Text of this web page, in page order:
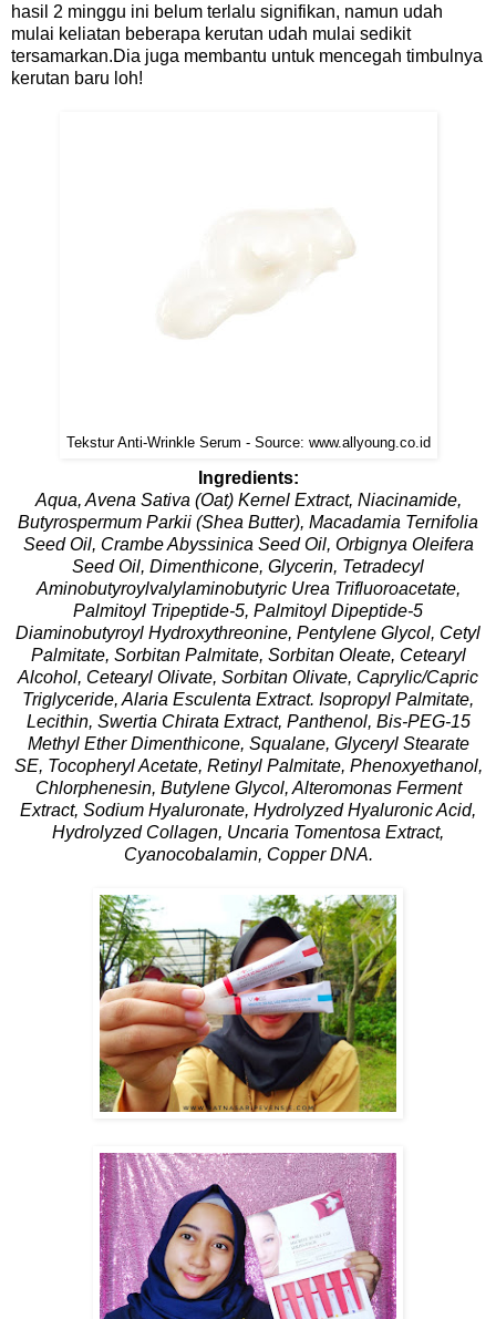
hasil 2 minggu ini belum terlalu signifikan, namun udah
mulai keliatan beberapa kerutan udah mulai sedikit
tersamarkan.Dia juga membantu untuk mencegah timbulnya
kerutan baru loh!
Tekstur Anti-Wrinkle Serum - Source: www.allyoung.co.id
Ingredients:
Aqua, Avena Sativa (Oat) Kernel Extract, Niacinamide,
Butyrospermum Parkii (Shea Butter), Macadamia Ternifolia
Seed Oil, Crambe Abyssinica Seed Oil, Orbignya Oleifera
Seed Oil, Dimenthicone, Glycerin, Tetradecyl
Aminobutyroylvalylaminobutyric Urea Trifluoroacetate,
Palmitoyl Tripeptide-5, Palmitoyl Dipeptide-5
Diaminobutyroyl Hydroxythreonine, Pentylene Glycol, Cetyl
Palmitate, Sorbitan Palmitate, Sorbitan Oleate, Cetearyl
Alcohol, Cetearyl Olivate, Sorbitan Olivate, Caprylic/Capric
Triglyceride, Alaria Esculenta Extract. Isopropyl Palmitate,
Lecithin, Swertia Chirata Extract, Panthenol, Bis-PEG-15
Methyl Ether Dimenthicone, Squalane, Glyceryl Stearate
SE, Tocopheryl Acetate, Retinyl Palmitate, Phenoxyethanol,
Chlorphenesin, Butylene Glycol, Alteromonas Ferment
Extract, Sodium Hyaluronate, Hydrolyzed Hyaluronic Acid,
Hydrolyzed Collagen, Uncaria Tomentosa Extract,
Cyanocobalamin, Copper DNA.